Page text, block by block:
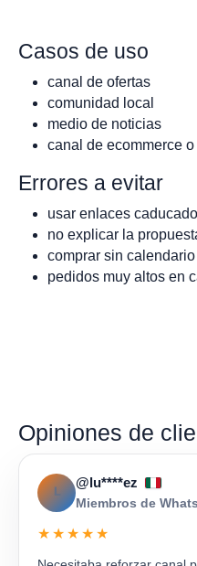
Casos de uso
canal de ofertas
comunidad local
medio de noticias
canal de ecommerce
Errores a evitar
usar enlaces
no explicar la
comprar sin
pedidos muy altos en
Opiniones de
L
@lu****ez
Miembros de
★★★★★